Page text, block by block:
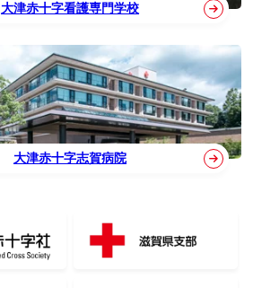
大津赤十字看護専門学校
大津赤十字志賀病院